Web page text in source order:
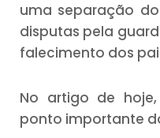
uma separação
disputas pela
falecimento dos
No artigo de
ponto importante